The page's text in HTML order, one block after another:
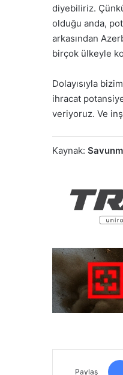
diyebiliriz.
olduğu anda,
arkasından
birçok ülkeyle
Dolayısıyla
ihracat
veriyoruz. Ve
Kaynak:
Paylaş